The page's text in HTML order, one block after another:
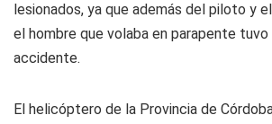
lesionados, ya que además del piloto y
el hombre que volaba en parapente
accidente.
El helicóptero de la Provincia de